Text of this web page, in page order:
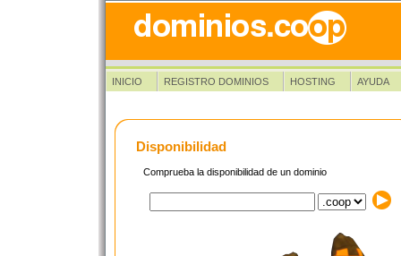
INICIO REGISTRO DOMINIOS HOSTING AYUDA
Disponibilidad
Comprueba la disponibilidad de un dominio